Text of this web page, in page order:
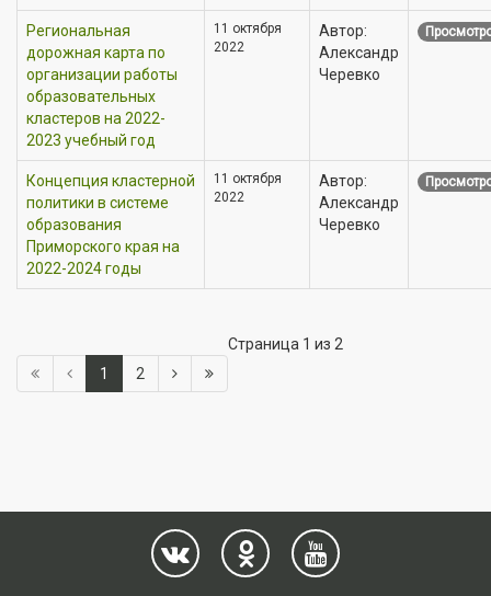
Региональная
дорожная карта по
организации работы
образовательных
кластеров на 2022-
2023 учебный год
11 октября
2022
Автор:
Александр
Черевко
Концепция кластерной
политики в системе
образования
Приморского края на
2022-2024 годы
11 октября
2022
Автор:
Александр
Черевко
Страница 1 из 2
1
2